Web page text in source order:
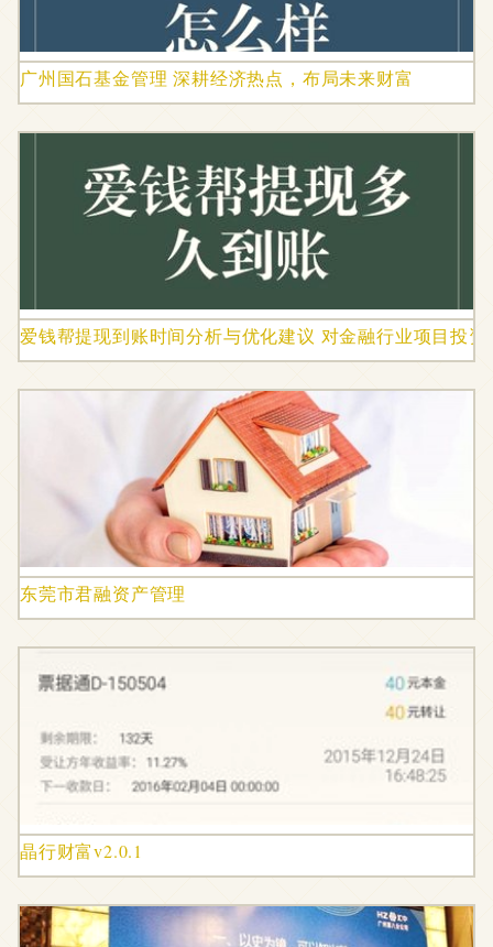
广州国石基金管理 深耕经济热点，布局未来财富
爱钱帮提现到账时间分析与优化建议 对金融行业项目投
东莞市君融资产管理
晶行财富v2.0.1